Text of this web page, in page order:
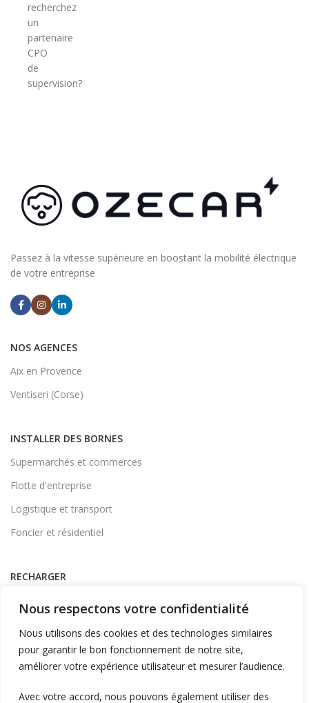
Nous respectons votre confidentialité
Nous utilisons des cookies et des technologies similaires
pour garantir le bon fonctionnement de notre site,
améliorer votre expérience utilisateur et mesurer l’audience.
Avec votre accord, nous pouvons également utiliser des
recherchez
un
partenaire
CPO
de
supervision?
Passez à la vitesse supérieure en boostant la mobilité électrique
de votre entreprise
NOS AGENCES
Aix en Provence
Ventiseri (Corse)
INSTALLER DES BORNES
Supermarchés et commerces
Flotte d'entreprise
Logistique et transport
Foncier et résidentiel
RECHARGER
A Domicile
Télécharger l'application